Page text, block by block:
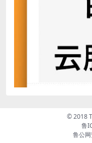
© 2018
鲁
鲁公